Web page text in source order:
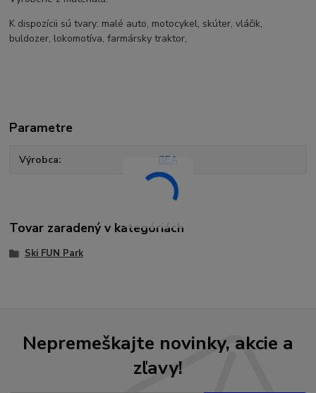
K dispozícii sú tvary: malé auto, motocykel, skúter, vláčik,
buldozer, lokomotíva, farmársky traktor,
Parametre
Výrobca GEA
Tovar zaradený v kategóriách
Ski FUN Park
Nepremeškajte novinky, akcie a
zľavy!